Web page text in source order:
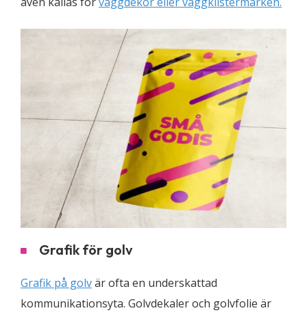
Grafik för golv
Grafik på golvär ofta en underskattad
kommunikationsyta. Golvdekaler och golvfolie är